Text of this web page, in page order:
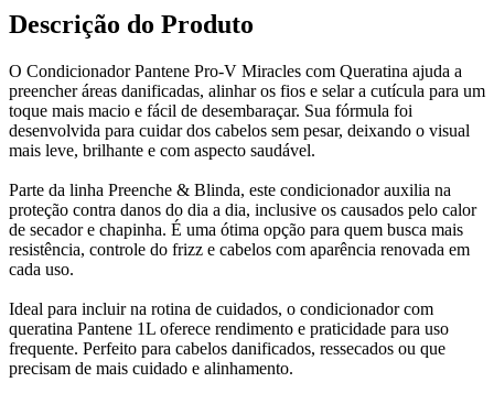
Descrição do Produto
O Condicionador Pantene Pro-V Miracles com Queratina ajuda a
preencher áreas danificadas, alinhar os fios e selar a cutícula para um
toque mais macio e fácil de desembaraçar. Sua fórmula foi
desenvolvida para cuidar dos cabelos sem pesar, deixando o visual
mais leve, brilhante e com aspecto saudável.
Parte da linha Preenche & Blinda, este condicionador auxilia na
proteção contra danos do dia a dia, inclusive os causados pelo calor
de secador e chapinha. É uma ótima opção para quem busca mais
resistência, controle do frizz e cabelos com aparência renovada em
cada uso.
Ideal para incluir na rotina de cuidados, o condicionador com
queratina Pantene 1L oferece rendimento e praticidade para uso
frequente. Perfeito para cabelos danificados, ressecados ou que
precisam de mais cuidado e alinhamento.